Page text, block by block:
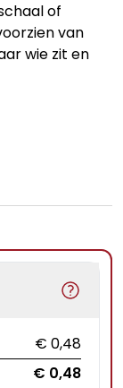
of
van
wie zit en
€ 0,48
€ 0,48